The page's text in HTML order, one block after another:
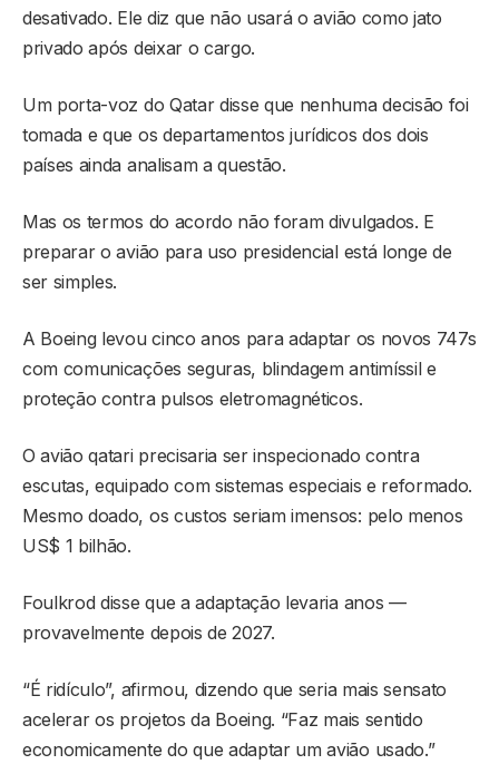
desativado. Ele diz que não usará o avião como jato
privado após deixar o cargo.
Um porta-voz do Qatar disse que nenhuma decisão foi
tomada e que os departamentos jurídicos dos dois
países ainda analisam a questão.
Mas os termos do acordo não foram divulgados. E
preparar o avião para uso presidencial está longe de
ser simples.
A Boeing levou cinco anos para adaptar os novos 747s
com comunicações seguras, blindagem antimíssil e
proteção contra pulsos eletromagnéticos.
O avião qatari precisaria ser inspecionado contra
escutas, equipado com sistemas especiais e reformado.
Mesmo doado, os custos seriam imensos: pelo menos
US$ 1 bilhão.
Foulkrod disse que a adaptação levaria anos —
provavelmente depois de 2027.
“É ridículo”, afirmou, dizendo que seria mais sensato
acelerar os projetos da Boeing. “Faz mais sentido
economicamente do que adaptar um avião usado.”